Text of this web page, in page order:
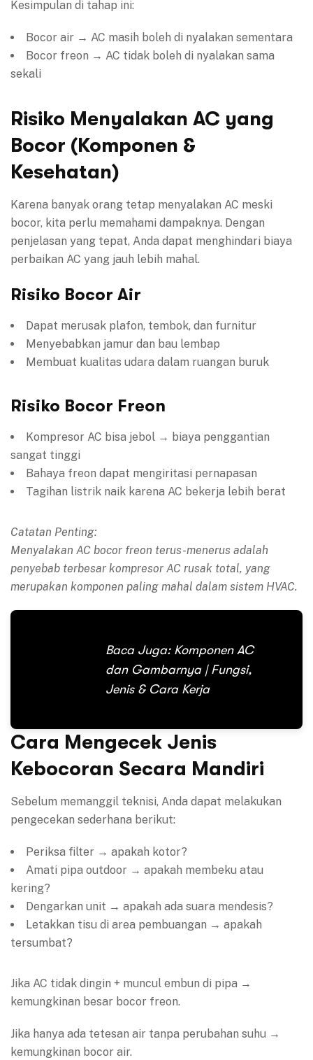
Kesimpulan di tahap ini:
Bocor air → AC masih boleh di nyalakan sementara
Bocor freon → AC tidak boleh di nyalakan sama
sekali
Risiko Menyalakan AC yang
Bocor (Komponen &
Kesehatan)
Karena banyak orang tetap menyalakan AC meski
bocor, kita perlu memahami dampaknya. Dengan
penjelasan yang tepat, Anda dapat menghindari biaya
perbaikan AC yang jauh lebih mahal.
Risiko Bocor Air
Dapat merusak plafon, tembok, dan furnitur
Menyebabkan jamur dan bau lembap
Membuat kualitas udara dalam ruangan buruk
Risiko Bocor Freon
Kompresor AC bisa jebol → biaya penggantian
sangat tinggi
Bahaya freon dapat mengiritasi pernapasan
Tagihan listrik naik karena AC bekerja lebih berat
Catatan Penting:
Menyalakan AC bocor freon terus-menerus adalah
penyebab terbesar kompresor AC rusak total, yang
merupakan komponen paling mahal dalam sistem HVAC.
Baca Juga: Komponen AC
dan Gambarnya | Fungsi,
Jenis & Cara Kerja
Cara Mengecek Jenis
Kebocoran Secara Mandiri
Sebelum memanggil teknisi, Anda dapat melakukan
pengecekan sederhana berikut:
Periksa filter → apakah kotor?
Amati pipa outdoor → apakah membeku atau
kering?
Dengarkan unit → apakah ada suara mendesis?
Letakkan tisu di area pembuangan → apakah
tersumbat?
Jika AC tidak dingin + muncul embun di pipa →
kemungkinan besar bocor freon.
Jika hanya ada tetesan air tanpa perubahan suhu →
kemungkinan bocor air.